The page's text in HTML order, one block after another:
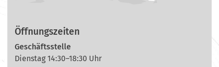
Öffnungszeiten
Geschäftsstelle
Dienstag 14:30–18:30 Uhr